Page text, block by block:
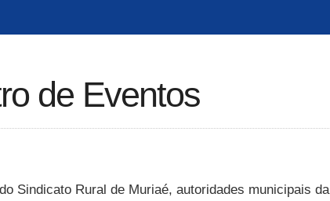
de Eventos
Sindicato Rural de Muriaé, autoridades municipais da